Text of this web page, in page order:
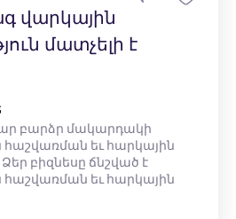
վարկային
մատչելի է
բարձր մակարդակի
եւ հարկային
բիզնեսը ճնշված է
եւ հարկային